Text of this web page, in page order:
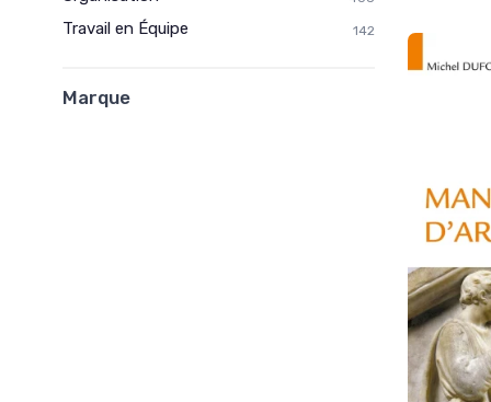
Travail en Équipe 142
Marque